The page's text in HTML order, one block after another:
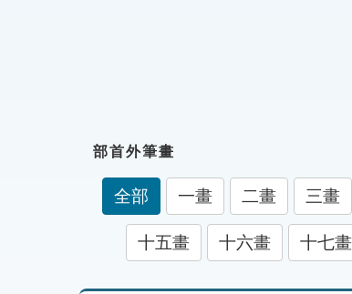
部首外筆畫
全部 一畫 二畫 三畫
十五畫 十六畫 十七畫